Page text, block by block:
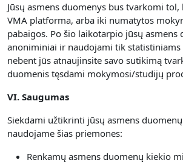
Jūsų asmens duomenys bus tvarkomi
VMA platforma, arba iki numatytos
pabaigos. Po šio laikotarpio jūsų asmens
anoniminiai ir naudojami tik statistiniams
nebent jūs atnaujinsite savo sutikimą
duomenis tęsdami mokymosi/studijų
VI. Saugumas
Siekdami užtikrinti jūsų asmens
naudojame šias priemones:
Renkamų asmens duomenų kiekio